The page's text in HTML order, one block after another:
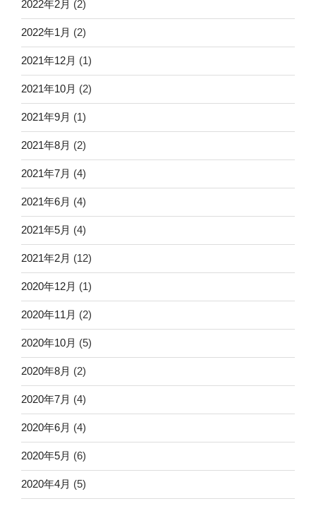
2022年2月 (2)
2022年1月 (2)
2021年12月 (1)
2021年10月 (2)
2021年9月 (1)
2021年8月 (2)
2021年7月 (4)
2021年6月 (4)
2021年5月 (4)
2021年2月 (12)
2020年12月 (1)
2020年11月 (2)
2020年10月 (5)
2020年8月 (2)
2020年7月 (4)
2020年6月 (4)
2020年5月 (6)
2020年4月 (5)